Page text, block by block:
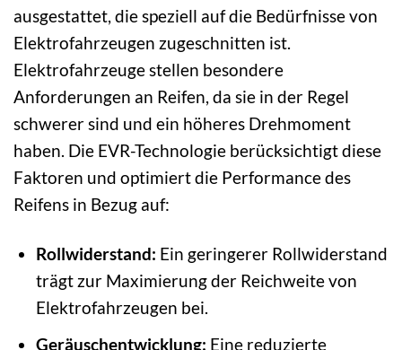
ausgestattet, die speziell auf die Bedürfnisse von
Elektrofahrzeugen zugeschnitten ist.
Elektrofahrzeuge stellen besondere
Anforderungen an Reifen, da sie in der Regel
schwerer sind und ein höheres Drehmoment
haben. Die EVR-Technologie berücksichtigt diese
Faktoren und optimiert die Performance des
Reifens in Bezug auf:
Rollwiderstand: Ein geringerer Rollwiderstand
trägt zur Maximierung der Reichweite von
Elektrofahrzeugen bei.
Geräuschentwicklung: Eine reduzierte